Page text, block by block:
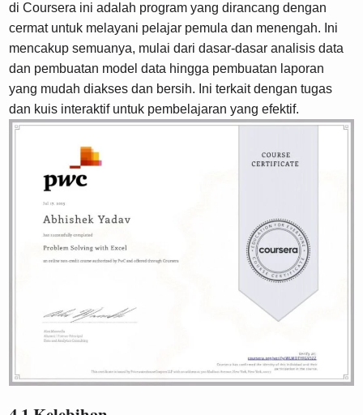
di Coursera ini adalah program yang dirancang dengan
cermat untuk melayani pelajar pemula dan menengah. Ini
mencakup semuanya, mulai dari dasar-dasar analisis data
dan pembuatan model data hingga pembuatan laporan
yang mudah diakses dan bersih. Ini terkait dengan tugas
dan kuis interaktif untuk pembelajaran yang efektif.